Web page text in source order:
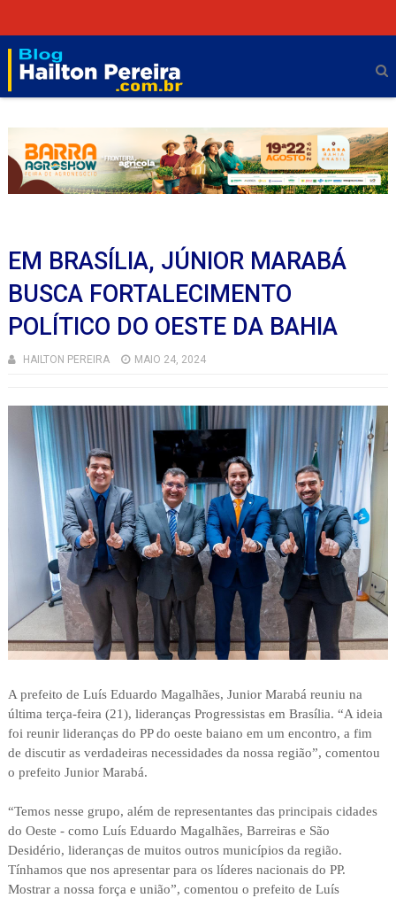
EM BRASÍLIA, JÚNIOR MARABÁ
BUSCA FORTALECIMENTO
POLÍTICO DO OESTE DA BAHIA
HAILTON PEREIRA MAIO 24, 2024
A prefeito de Luís Eduardo Magalhães, Junior Marabá reuniu na
última terça-feira (21), lideranças Progressistas em Brasília. “A ideia
foi reunir lideranças do PP do oeste baiano em um encontro, a fim
de discutir as verdadeiras necessidades da nossa região”, comentou
o prefeito Junior Marabá.
“Temos nesse grupo, além de representantes das principais cidades
do Oeste - como Luís Eduardo Magalhães, Barreiras e São
Desidério, lideranças de muitos outros municípios da região.
Tínhamos que nos apresentar para os líderes nacionais do PP.
Mostrar a nossa força e união”, comentou o prefeito de Luís